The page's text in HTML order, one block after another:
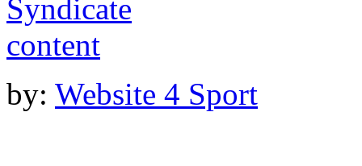
by: Website 4 Sport